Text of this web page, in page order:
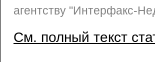
агентству "Интерфакс-
См. полный текст